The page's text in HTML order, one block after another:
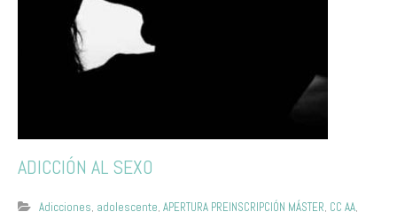
ADICCIÓN AL SEXO
Adicciones, adolescente, APERTURA PREINSCRIPCIÓN MÁSTER, CC AA,